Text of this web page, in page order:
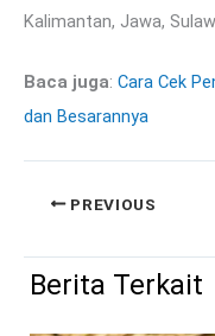
Kalimantan, Jawa,
Baca juga: Cara Cek
dan Besarannya
PREVIOUS
Berita Terkait